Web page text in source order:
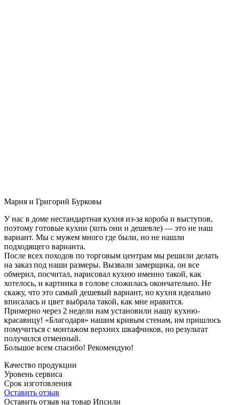
Мария и Григорий Бурковы
У нас в доме нестандартная кухня из-за короба и выступов,
поэтому готовые кухни (хоть они и дешевле) — это не наш
вариант. Мы с мужем много где были, но не нашли
подходящего варианта.
После всех походов по торговым центрам мы решили делать
на заказ под наши размеры. Вызвали замерщика, он все
обмерил, посчитал, нарисовал кухню именно такой, как
хотелось, и картинка в голове сложилась окончательно. Не
скажу, что это самый дешевый вариант, но кухня идеально
вписалась и цвет выбрала такой, как мне нравится.
Примерно через 2 недели нам установили нашу кухню-
красавицу! «Благодаря» нашим кривым стенам, им пришлось
помучиться с монтажом верхних шкафчиков, но результат
получился отменный.
Большое всем спасибо! Рекомендую!
Качество продукции
Уровень сервиса
Срок изготовления
Оставить отзыв
Оставить отзыв на товар Ипсили